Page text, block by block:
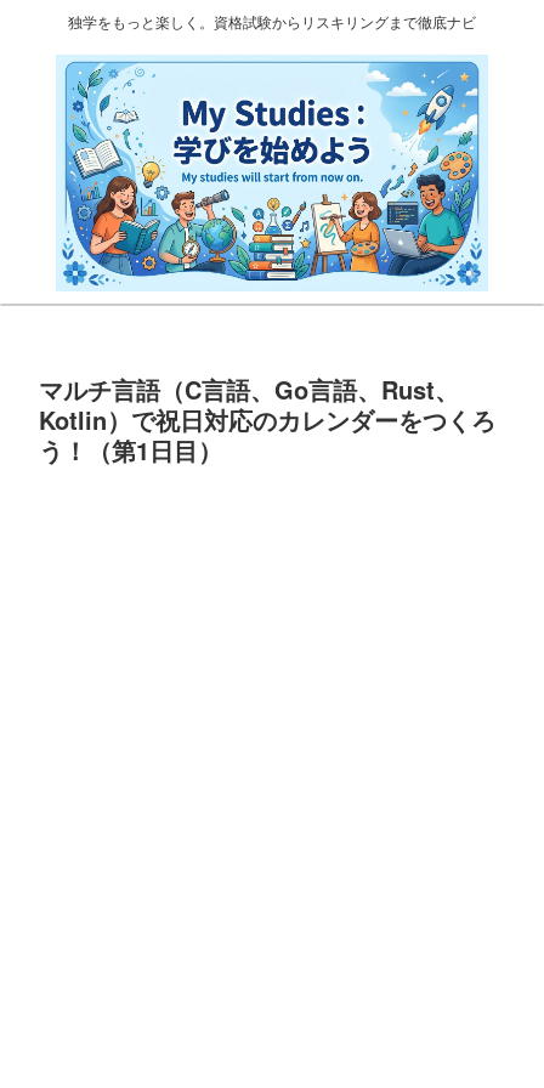
独学をもっと楽しく。資格試験からリスキリングまで徹底ナビ
マルチ言語（C言語、Go言語、Rust、
Kotlin）で祝日対応のカレンダーをつくろ
う！（第1日目）